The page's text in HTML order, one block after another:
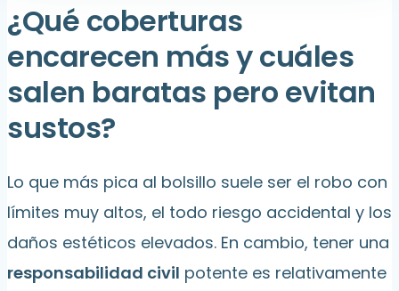
¿Qué coberturas
encarecen más y cuáles
salen baratas pero evitan
sustos?
Lo que más pica al bolsillo suele ser el robo con
límites muy altos, el todo riesgo accidental y los
daños estéticos elevados. En cambio, tener una
responsabilidad civil potente es relativamente